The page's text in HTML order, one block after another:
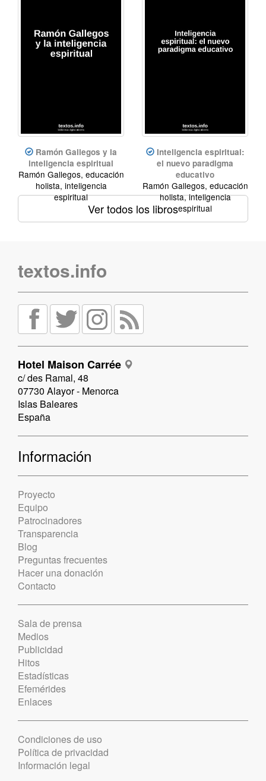
Ramón Gallegos y la
inteligencia espiritual
Ramón Gallegos, educación
holista, inteligencia
espiritual
Inteligencia espiritual:
el nuevo paradigma
educativo
Ramón Gallegos, educación
holista, inteligencia
espiritual
Ver todos los libros
textos.info
Hotel Maison Carrée
c/ des Ramal, 48
07730 Alayor - Menorca
Islas Baleares
España
Información
Proyecto
Equipo
Patrocinadores
Transparencia
Blog
Preguntas frecuentes
Hacer una donación
Contacto
Sala de prensa
Medios
Publicidad
Hitos
Estadísticas
Efemérides
Enlaces
Condiciones de uso
Política de privacidad
Información legal